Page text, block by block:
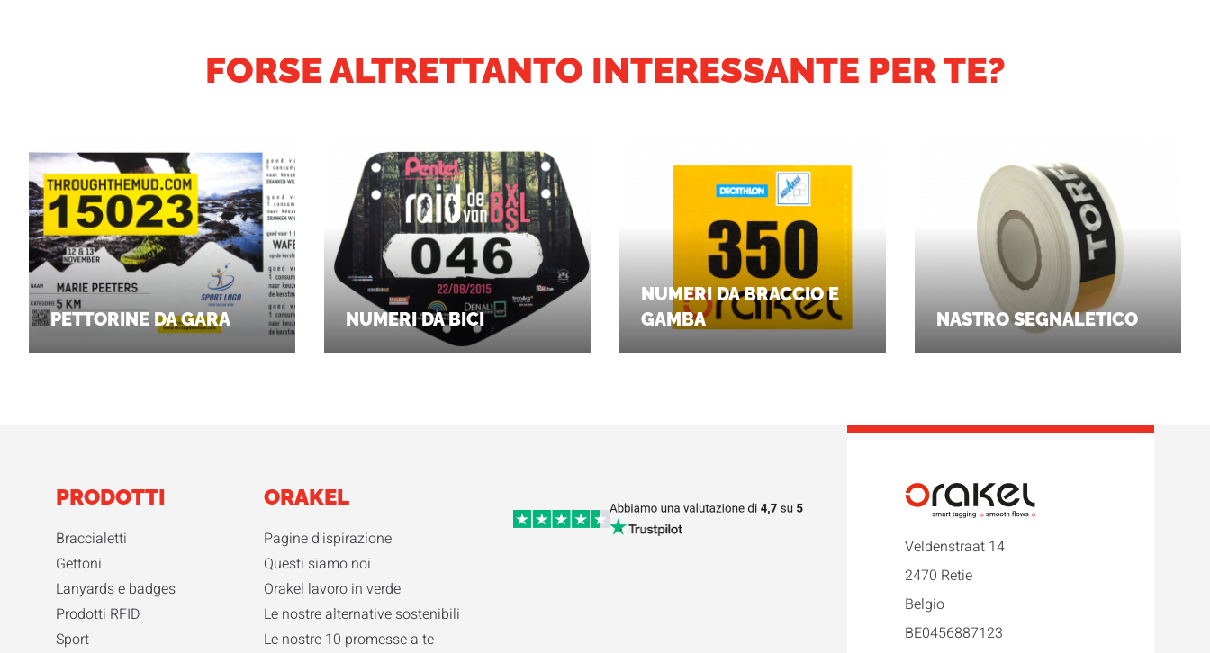
FORSE ALTRETTANTO INTERESSANTE PER TE?
PETTORINE DA GARA NUMERI DA BICI
NUMERI DA BRACCIO E
GAMBA
NASTRO SEGNALETICO
PRODOTTI
Braccialetti
Gettoni
Lanyards e badges
Prodotti RFID
Sport
ORAKEL
Pagine d'ispirazione
Questi siamo noi
Orakel lavoro in verde
Le nostre alternative sostenibili
Le nostre 10 promesse a te
Veldenstraat 14
2470 Retie
Belgio
BE0456887123